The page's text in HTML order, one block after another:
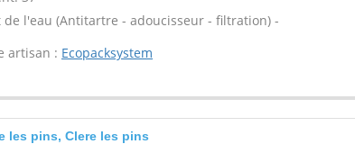
l'eau (Antitartre - adoucisseur - filtration) -
artisan : Ecopacksystem
les pins, Clere les pins